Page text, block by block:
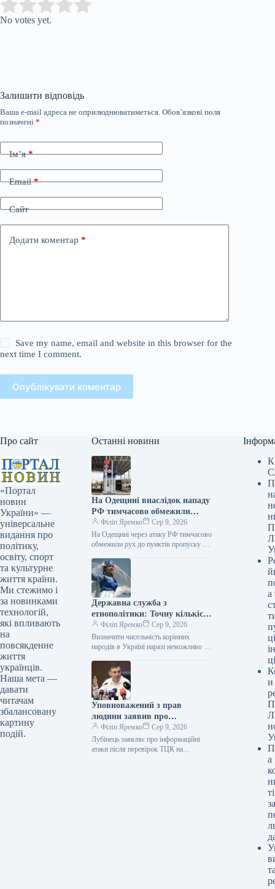
Rate this item:
No votes yet.
Залишити відповідь
Ваша e-mail адреса не оприлюднюватиметься. Обов’язкові поля
позначені *
Ім’я*
Email*
Сайт
Додати коментар *
Save my name, email and website in this browser for the
next time I comment.
Опублікувати коментар
Про сайт
«Портал
новин
України» —
універсальне
видання про
політику,
освіту, спорт
та культурне
життя країни.
Ми стежимо і
за новинками
технологій,
які впливають
на
повсякденне
життя
українців.
Наша мета —
давати
читачам
збалансовану
картину
подій.
Останні новини
На Одещині внаслідок нападу
РФ тимчасово обмежили
проїзд до прикордонних
пунктів з Молдовою.
Філіп Яремко
Сер 9, 2026
На Одещині через атаку РФ тимчасово
обмежили рух до пунктів пропуску на
Укрінформ Внаслідок ударів…
Державна служба з
етнополітики: Точну кількість
корінних народів України
встановити не вдається
Філіп Яремко
Сер 9, 2026
Визначити чисельність корінних
народів в Україні наразі неможливо –
Ексклюзив 09.08.2026 12:11
Укрінформ Наразі неможливо
достовірно встановити…
Уповноважений з прав
людини заявив про
інформаційні атаки після
перевірок ТЦК на Закарпатті
Філіп Яремко
Сер 9, 2026
Лубінець заявляє про інформаційні
атаки після перевірок ТЦК на
Л
а
ці
и
а